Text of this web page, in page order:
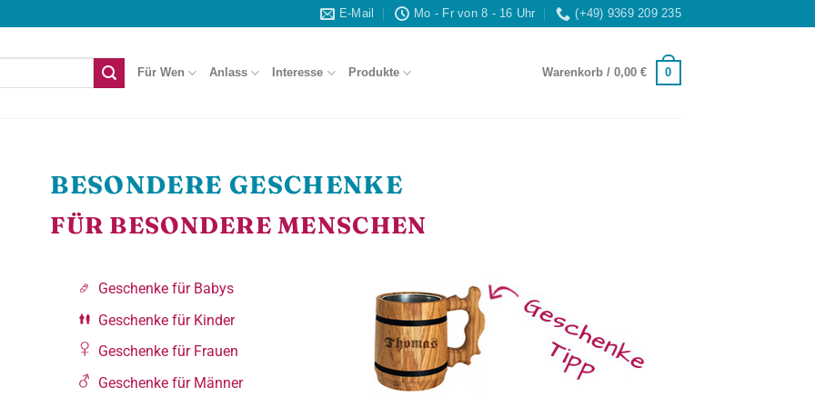
E-Mail Mo - Fr von 8 - 16 Uhr (+49) 9369 209 235
Für Wen Anlass Interesse Produkte Warenkorb / 0,00 € 0
BESONDERE GESCHENKE
FÜR BESONDERE MENSCHEN
Geschenke für Babys
Geschenke für Kinder
Geschenke für Frauen
Geschenke für Männer